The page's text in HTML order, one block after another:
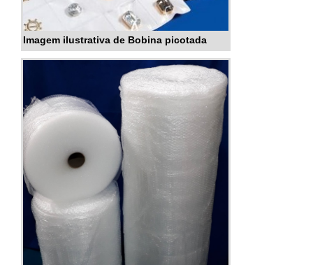
Imagem ilustrativa de Bobina picotada